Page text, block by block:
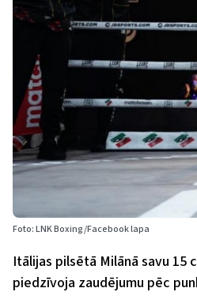
Foto: LNK Boxing/Facebook lapa
Itālijas pilsētā Milānā savu 15
piedzīvoja zaudējumu pēc